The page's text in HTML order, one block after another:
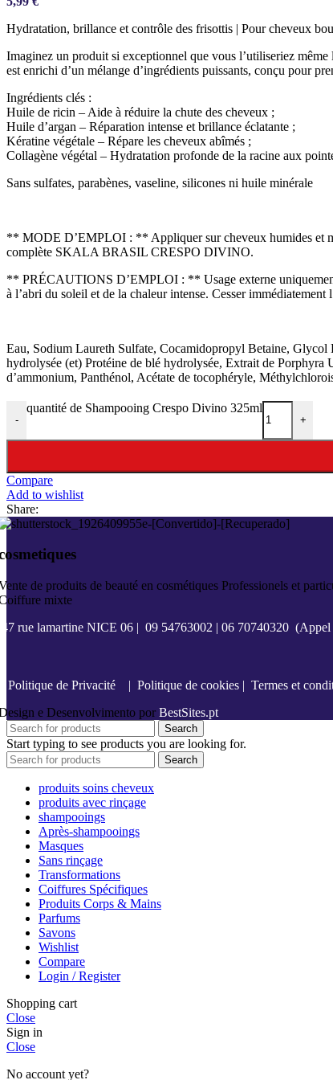
Hydratation, brillance et contrôle des frisottis | Pour cheveux
Imaginez un produit si exceptionnel que vous l’utiliseriez
est enrichi d’un mélange d’ingrédients puissants, conçu pour
Ingrédients clés :
Huile de ricin – Aide à réduire la chute des cheveux ;
Huile d’argan – Réparation intense et brillance éclatante ;
Kératine végétale – Répare les cheveux abîmés ;
Collagène végétal – Hydratation profonde de la racine aux
Sans sulfates, parabènes, vaseline, silicones ni huile minérale
** MODE D’EMPLOI : ** Appliquer sur cheveux humides et
complète SKALA BRASIL CRESPO DIVINO.
** PRÉCAUTIONS D’EMPLOI : ** Usage externe
à l’abri du soleil et de la chaleur intense. Cesser immédiatement
Eau, Sodium Laureth Sulfate, Cocamidopropyl Betaine,
hydrolysée (et) Protéine de blé hydrolysée, Extrait de
d’ammonium, Panthénol, Acétate de tocophéryle,
-
quantité de Shampooing Crespo Divino 325ml
+
Compare
Add to wishlist
Share:
de produits de beauté en cosmétiques Professionels et
mixte
47 rue lamartine NICE 06 | 09 54763002 | 06 70740320 (Appel
Politique de Privacité | Politique de cookies | Termes et
e Desenvolvimento por BestSites.pt
Search
Start typing to see products you are looking for.
Search
produits soins cheveux
produits avec rinçage
shampooings
Après-shampooings
Masques
Sans rinçage
Transformations
Coiffures Spécifiques
Produits Corps & Mains
Parfums
Savons
Wishlist
Compare
Login / Register
Shopping cart
Close
Sign in
Close
No account yet?